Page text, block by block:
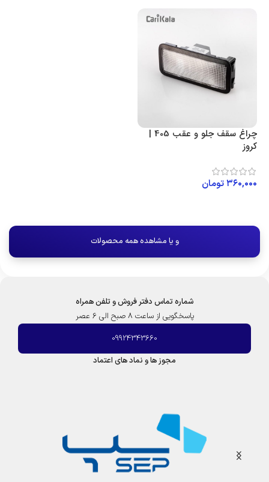
چراغ سقف جلو و عقب 405 |
کروز
۳۶۰,۰۰۰تومان
و یا مشاهده همه محصولات
شماره تماس دفتر فروش و تلفن همراه
پاسخگویی از ساعت 8 صبح الی 6 عصر
09924343660
مجوز ها و نماد های اعتماد